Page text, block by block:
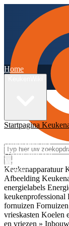
Keukenapparatuur
Afbeelding
energielabels
keukenprofessional
fornuizen
vrieskasten Koelen
en vriezen »
Home
Startpagina
Ambassadeurs
Nieuwsbrieven
Veelgestelde vragen
Contact